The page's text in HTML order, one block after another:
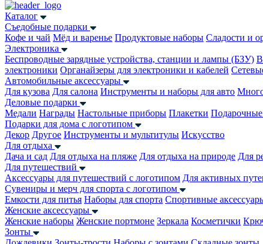
Каталог
Съедобные подарки
Кофе и чай Мёд и варенье Продуктовые наборы Сладости и
Электроника
Беспроводные зарядные устройства, станции и лампы (БЗУ)
электроники Органайзеры для электроники и кабелей
Автомобильные аксессуары
Для кузова Для салона Инструменты и наборы для авто
Деловые подарки
Медали Награды Настольные приборы Плакетки
Подарки для дома с логотипом
Декор Другое Инструменты и мультитулы Искусство
Для отдыха
Дача и сад Для отдыха на пляже Для отдыха на природе Для
Для путешествий
Аксессуары для путешествий с логотипом Для активных
Сувениры и мерч для спорта с логотипом
Емкости для питья Наборы для спорта Спортивные
Женские аксессуары
Женские наборы Женские портмоне Зеркала Косметички
Зонты